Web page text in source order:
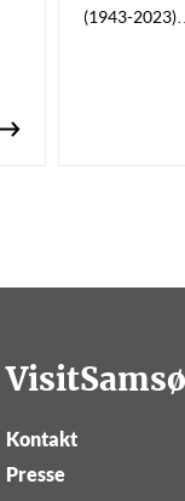
(1943-2023)…
VisitSamsø
Kontakt
Presse